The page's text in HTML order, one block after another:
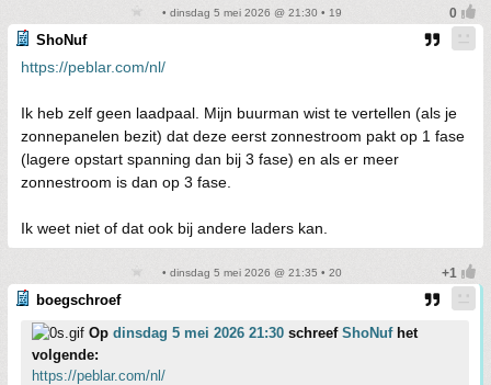
• dinsdag 5 mei 2026 @ 21:30 • 19
ShoNuf
https://peblar.com/nl/
Ik heb zelf geen laadpaal. Mijn buurman wist te vertellen (als je
zonnepanelen bezit) dat deze eerst zonnestroom pakt op 1 fase
(lagere opstart spanning dan bij 3 fase) en als er meer
zonnestroom is dan op 3 fase.
Ik weet niet of dat ook bij andere laders kan.
• dinsdag 5 mei 2026 @ 21:35 • 20
boegschroef
Op dinsdag 5 mei 2026 21:30 schreef ShoNufhet
volgende:
https://peblar.com/nl/